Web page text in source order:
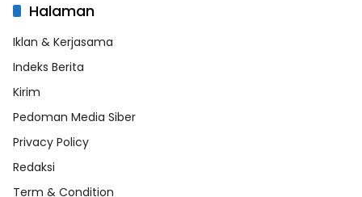
Halaman
Iklan & Kerjasama
Indeks Berita
Kirim
Pedoman Media Siber
Privacy Policy
Redaksi
Term & Condition